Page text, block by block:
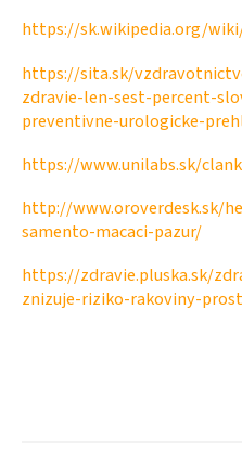
https://sk.wikipedia.org/
https://sita.sk/
zdravie-len-sest-percent-
preventivne-urologicke-
https://www.unilabs.sk/
http://www.oroverdesk.sk/
samento-macaci-pazur/
https://zdravie.pluska.sk/
znizuje-riziko-rakoviny-